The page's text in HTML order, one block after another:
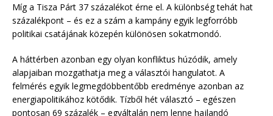
Míg a Tisza Párt 37 százalékot érne el. A különbség tehát hat
százalékpont – és ez a szám a kampány egyik legforróbb
politikai csatájának közepén különösen sokatmondó.
A háttérben azonban egy olyan konfliktus húzódik, amely
alapjaiban mozgathatja meg a választói hangulatot. A
felmérés egyik legmegdöbbentőbb eredménye azonban az
energiapolitikához kötődik. Tízből hét választó – egészen
pontosan 69 százalék – egyáltalán nem lenne hajlandó